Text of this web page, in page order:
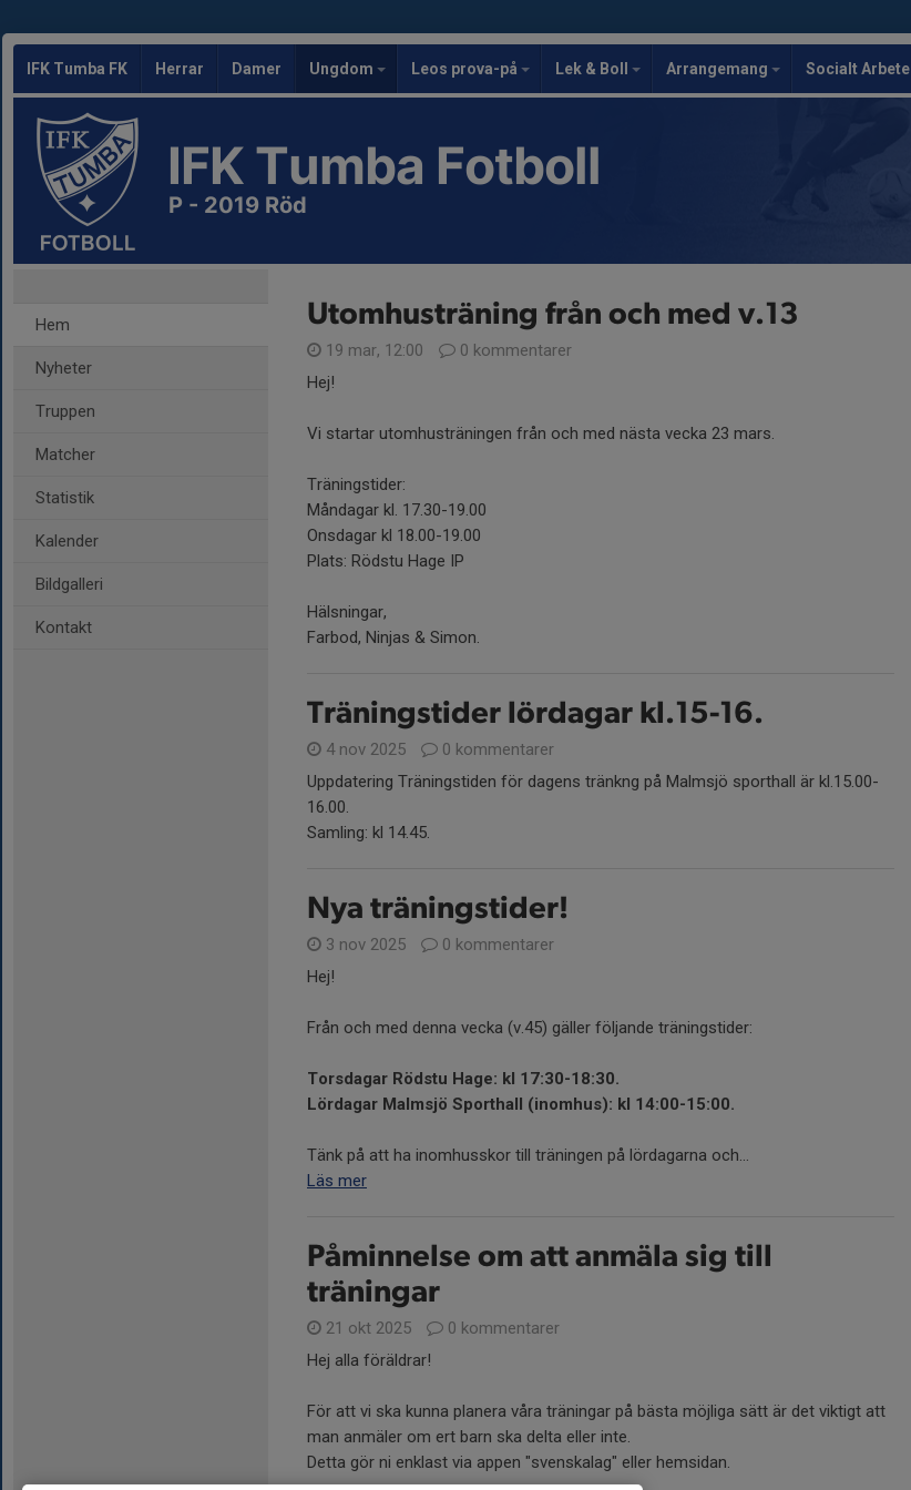
IFK Tumba FK Herrar Damer Ungdom Leos prova-på Lek & Boll Arrangemang Socialt Arbete
IFK Tumba Fotboll
P - 2019 Röd
Hem
Nyheter
Truppen
Matcher
Statistik
Kalender
Bildgalleri
Kontakt
Utomhusträning från och med v.13
19 mar, 12:00
0 kommentarer
Hej!
Vi startar utomhusträningen från och med nästa vecka 23 mars.
Träningstider:
Måndagar kl. 17.30-19.00
Onsdagar kl 18.00-19.00
Plats: Rödstu Hage IP
Hälsningar,
Farbod, Ninjas & Simon.
Träningstider lördagar kl.15-16.
4 nov 2025
0 kommentarer
Uppdatering Träningstiden för dagens tränkng på Malmsjö sporthall är kl.15.00-
16.00.
Samling: kl 14.45.
Nya träningstider!
3 nov 2025
0 kommentarer
Hej!
Från och med denna vecka (v.45) gäller följande träningstider:
Torsdagar Rödstu Hage: kl 17:30-18:30.
Lördagar Malmsjö Sporthall (inomhus): kl 14:00-15:00.
Tänk på att ha inomhusskor till träningen på lördagarna och...
Läs mer
Påminnelse om att anmäla sig till
träningar
21 okt 2025
0 kommentarer
Hej alla föräldrar!
För att vi ska kunna planera våra träningar på bästa möjliga sätt är det viktigt att
man anmäler om ert barn ska delta eller inte.
Detta gör ni enklast via appen "svenskalag" eller hemsidan.